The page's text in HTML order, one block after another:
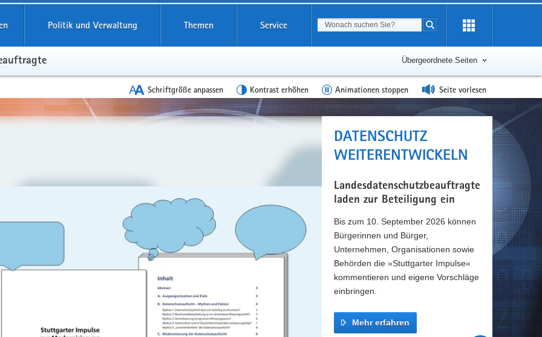
Politik und Verwaltung Themen Service Suchbegriff
Suche starten
Übergeordnete Seiten
Schriftgröße anpassen Kontrast erhöhen Animationen stoppen Seite vorlesen
DATENSCHUTZ
WEITERENTWICKELN
Landesdatenschutzbeauftragte
laden zur Beteiligung ein
Bis zum 10. September 2026 können
Bürgerinnen und Bürger,
Unternehmen, Organisationen sowie
Behörden die »Stuttgarter Impulse«
kommentieren und eigene Vorschläge
einbringen.
Mehr erfahren